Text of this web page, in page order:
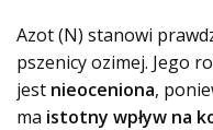
Azot (N) stanowi
pszenicy ozimej. Jego
jest nieoceniona,
ma istotny wpływ na